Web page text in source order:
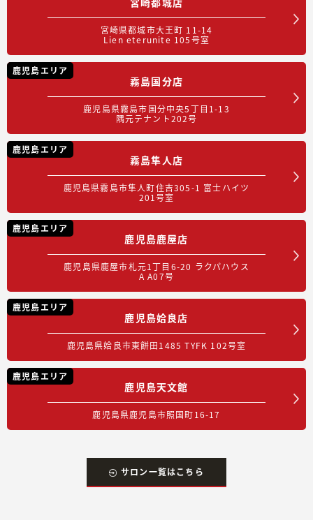
宮崎県都城市大王町 11-14
Lien eterunite 105号室
鹿児島エリア
霧島国分店
鹿児島県霧島市国分中央5丁目1-13
隅元テナント202号
鹿児島エリア
霧島隼人店
鹿児島県霧島市隼人町住吉305-1 富士ハイツ
201号室
鹿児島エリア
鹿児島鹿屋店
鹿児島県鹿屋市札元1丁目6-20 ラクパハウス
A A07号
鹿児島エリア
鹿児島姶良店
鹿児島県姶良市東餅田1485 TYFK 102号室
鹿児島エリア
鹿児島天文館
鹿児島県鹿児島市照国町16-17
サロン一覧はこちら